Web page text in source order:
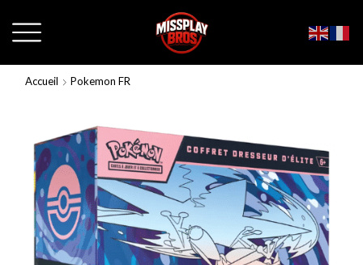
Accueil Pokemon FR